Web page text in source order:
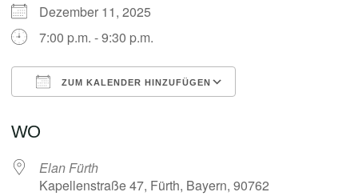
Dezember 11, 2025
7:00 p.m. - 9:30 p.m.
ZUM KALENDER HINZUFÜGEN
WO
Elan Fürth
Kapellenstraße 47, Fürth, Bayern, 90762